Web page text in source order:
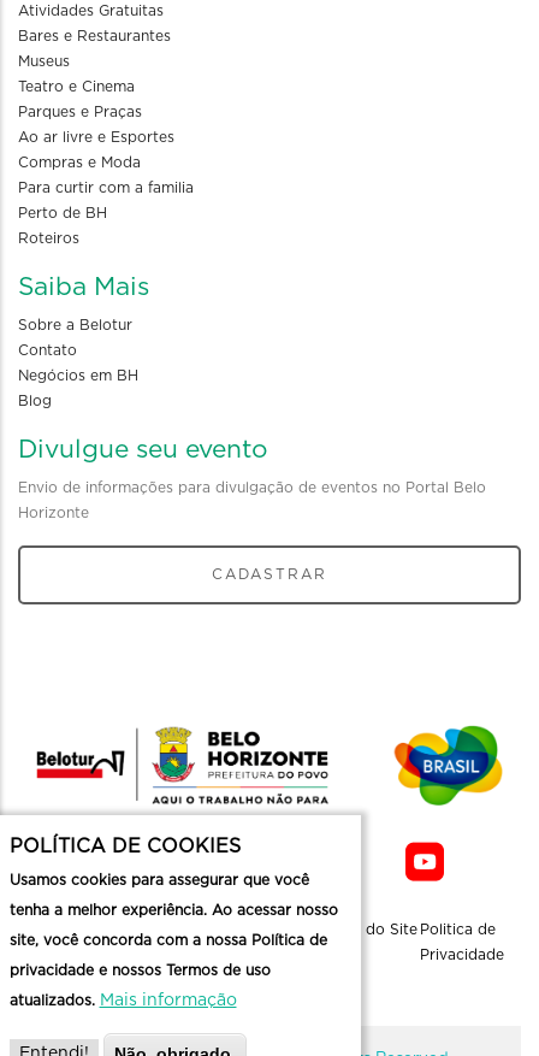
Atividades Gratuitas
Bares e Restaurantes
Museus
Teatro e Cinema
Parques e Praças
Ao ar livre e Esportes
Compras e Moda
Para curtir com a familia
Perto de BH
Roteiros
Saiba Mais
Sobre a Belotur
Contato
Negócios em BH
Blog
Divulgue seu evento
Envio de informações para divulgação de eventos no Portal Belo
Horizonte
CADASTRAR
Mapa do Site Politica de
Privacidade
POLÍTICA DE COOKIES
Usamos cookies para assegurar que você
tenha a melhor experiência. Ao acessar nosso
site, você concorda com a nossa Política de
privacidade e nossos Termos de uso
atualizados. Mais informação